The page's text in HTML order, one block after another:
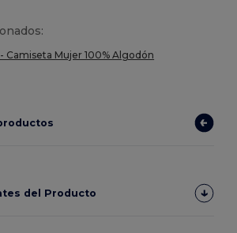
Camiseta Mujer 100% Algodón
del Producto